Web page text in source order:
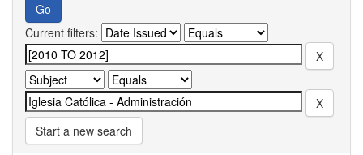
Current filters:
Start a new search